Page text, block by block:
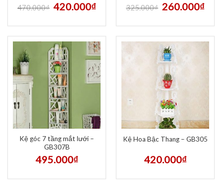
470.000₫ 420.000₫ 325.000₫ 260.000₫
Kệ góc 7 tầng mắt lưới –
GB307B
495.000₫
Kệ Hoa Bậc Thang – GB305
420.000₫